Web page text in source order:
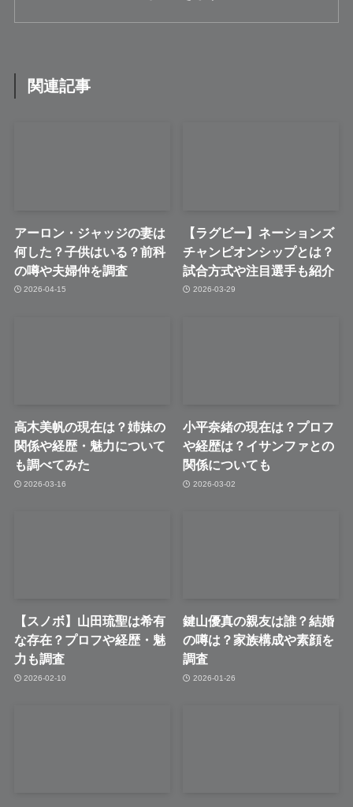
関連記事
アーロン・ジャッジの妻は
何した？子供はいる？前科
の噂や夫婦仲を調査
2026-04-15
【ラグビー】ネーションズ
チャンピオンシップとは？
試合方式や注目選手も紹介
2026-03-29
高木美帆の現在は？姉妹の
関係や経歴・魅力について
も調べてみた
2026-03-16
小平奈緒の現在は？プロフ
や経歴は？イサンファとの
関係についても
2026-03-02
【スノボ】山田琉聖は希有
な存在？プロフや経歴・魅
力も調査
2026-02-10
鍵山優真の親友は誰？結婚
の噂は？家族構成や素顔を
調査
2026-01-26